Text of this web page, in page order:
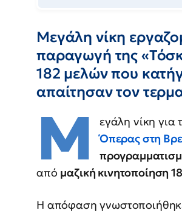
Μεγάλη νίκη
παραγωγή της
182 μελών που
απαίτησαν τον
Μ εγάλη νίκη για
Όπερας στη
από μαζική κινητοποίηση
Η απόφαση